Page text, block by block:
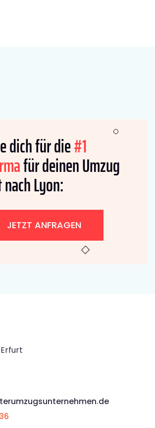
dich für die#1
für deinen Umzug
Lyon:
JETZT ANFRAGEN